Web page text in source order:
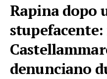
Rapina dopo
denunciano